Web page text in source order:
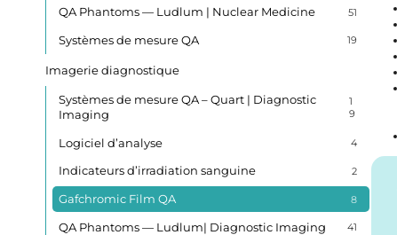
QA Phantoms — Ludlum | Nuclear Medicine 51
Systèmes de mesure QA 19
Imagerie diagnostique
Systèmes de mesure QA – Quart | Diagnostic
Imaging
1
9
Logiciel d’analyse 4
Indicateurs d’irradiation sanguine 2
Gafchromic Film QA 8
QA Phantoms — Ludlum| Diagnostic Imaging 41